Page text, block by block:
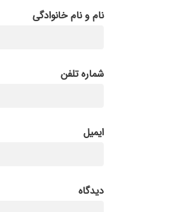
نام و نام خانوادگی
شماره تلفن
ایمیل
دیدگاه